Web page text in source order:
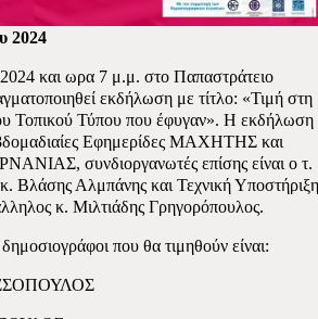
2024
και ωρα 7 μ.μ. στο Παπαστράτειο
εκδήλωση με τίτλο: «Τιμή στη
Τοπικού Τύπου που έφυγαν». Η εκδήλωση
Εφημερίδες ΜΑΧΗΤΗΣ και
συνδιοργανωτές επίσης είναι ο τ.
Βλάσης Αλμπάνης και Τεχνική Υποστήριξη
κ. Μιλτιάδης Γρηγορόπουλος.
που θα τιμηθούν είναι: